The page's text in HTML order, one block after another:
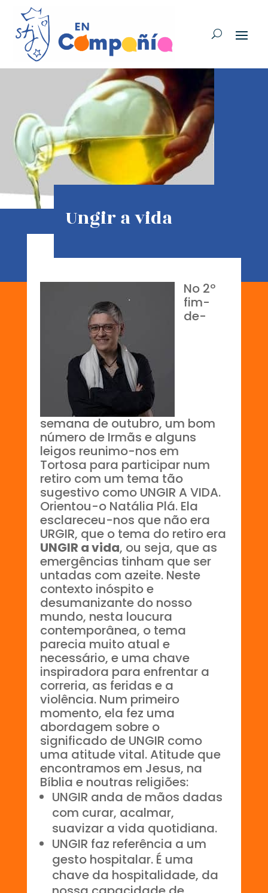
Ungir a vida
No 2º
fim-
de-
semana de outubro, um bom
número de Irmãs e alguns
leigos reunimo-nos em
Tortosa para participar num
retiro com um tema tão
sugestivo como UNGIR A VIDA.
Orientou-o Natália Plá. Ela
esclareceu-nos que não era
URGIR, que o tema do retiro era
UNGIR a vida, ou seja, que as
emergências tinham que ser
untadas com azeite. Neste
contexto inóspito e
desumanizante do nosso
mundo, nesta loucura
contemporânea, o tema
parecia muito atual e
necessário, e uma chave
inspiradora para enfrentar a
correria, as feridas e a
violência. Num primeiro
momento, ela fez uma
abordagem sobre o
significado de UNGIR como
uma atitude vital. Atitude que
encontramos em Jesus, na
Bíblia e noutras religiões:
UNGIR anda de mãos dadas
com curar, acalmar,
suavizar a vida quotidiana.
UNGIR faz referência a um
gesto hospitalar. É uma
chave da hospitalidade, da